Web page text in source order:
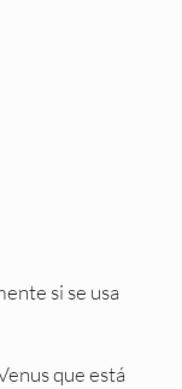
si se usa
que está